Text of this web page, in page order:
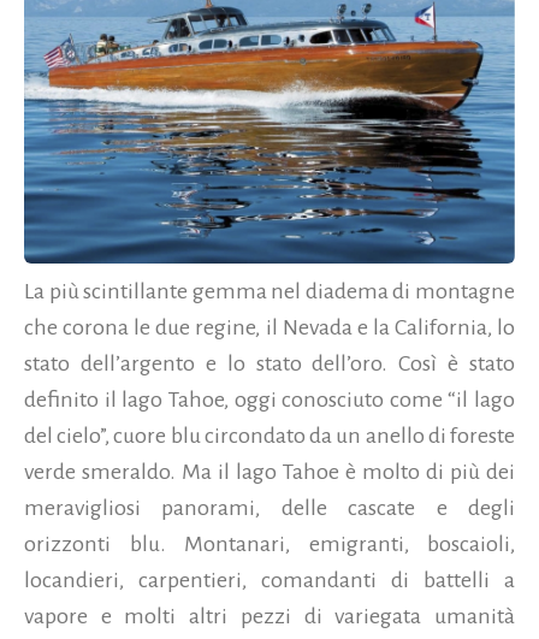
La più scintillante gemma nel diadema di montagne
che corona le due regine, il Nevada e la California, lo
stato dell’argento e lo stato dell’oro. Così è stato
definito il lago Tahoe, oggi conosciuto come “il lago
del cielo”, cuore blu circondato da un anello di foreste
verde smeraldo. Ma il lago Tahoe è molto di più dei
meravigliosi panorami, delle cascate e degli
orizzonti blu. Montanari, emigranti, boscaioli,
locandieri, carpentieri, comandanti di battelli a
vapore e molti altri pezzi di variegata umanità